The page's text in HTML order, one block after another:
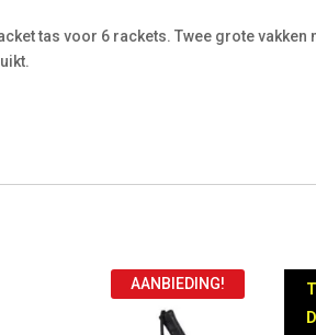
tas voor 6 rackets. Twee grote vakken
AANBIEDING!